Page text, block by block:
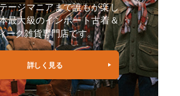
ージマニアまで誰もが楽し
最大級のインポート古着＆
ーク雑貨専門店です。
詳しく見る